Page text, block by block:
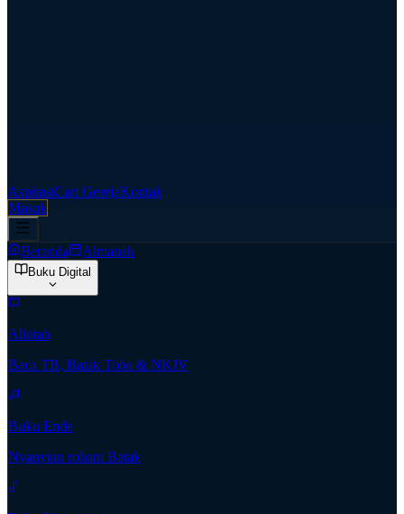
AspirasiCari GerejaKontak
Masuk
Beranda Almanak
Buku Digital
Alkitab
Baca TB, Batak Toba & NKJV
Buku Ende
Nyanyian rohani Batak